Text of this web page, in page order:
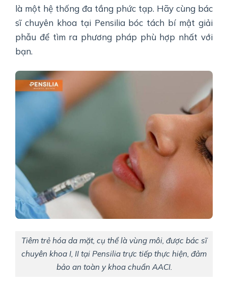
là một hệ thống đa tầng phức tạp. Hãy cùng bác
sĩ chuyên khoa tại Pensilia bóc tách bí mật giải
phẫu để tìm ra phương pháp phù hợp nhất với
bạn.
Tiêm trẻ hóa da mặt, cụ thể là vùng môi, được bác sĩ
chuyên khoa I, II tại Pensilia trực tiếp thực hiện, đảm
bảo an toàn y khoa chuẩn AACI.